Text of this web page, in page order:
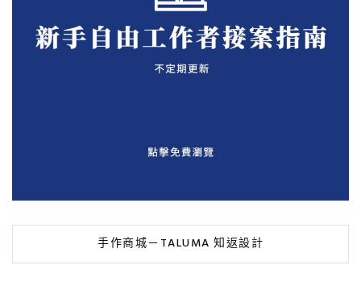
手作商城－TALUMA 知返設計